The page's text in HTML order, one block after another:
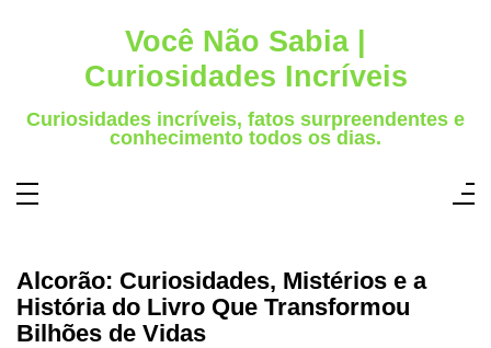
Você Não Sabia |
Curiosidades Incríveis
Curiosidades incríveis, fatos surpreendentes e
conhecimento todos os dias.
Alcorão: Curiosidades, Mistérios e a
História do Livro Que Transformou
Bilhões de Vidas